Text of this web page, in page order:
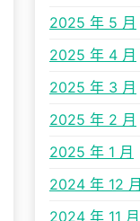
2025 年 5 月
2025 年 4 月
2025 年 3 月
2025 年 2 月
2025 年 1 月
2024 年 12 月
2024 年 11 月